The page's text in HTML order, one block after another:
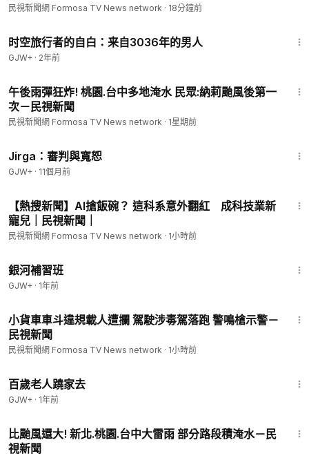
民視新聞網 Formosa TV News network · 18分鐘前
时空旅行者的自白：来自3036年的男人
GJW+ · 2年前
午後雨彈狂炸! 桃園.台中多地淹水 民眾:納莉颱風後第一
次－民視新聞
民視新聞網 Formosa TV News network · 1星期前
Jirga：審判與寬恕
GJW+ · 11個月前
【熱搜新聞】AI搶飯碗？ 這科系意外翻紅 成科技業新
寵兒｜民視新聞｜
民視新聞網 Formosa TV News network · 1小時前
銀河補習班
GJW+ · 1年前
小貨車車斗違規載人遭攔 駕駛涉毒駕落跑 警鳴槍示警－
民視新聞
民視新聞網 Formosa TV News network · 1小時前
百歲老人蹺家去
GJW+ · 1年前
比颱風還大! 新北.桃園.台中大雷雨 部分路段積淹水－民
視新聞